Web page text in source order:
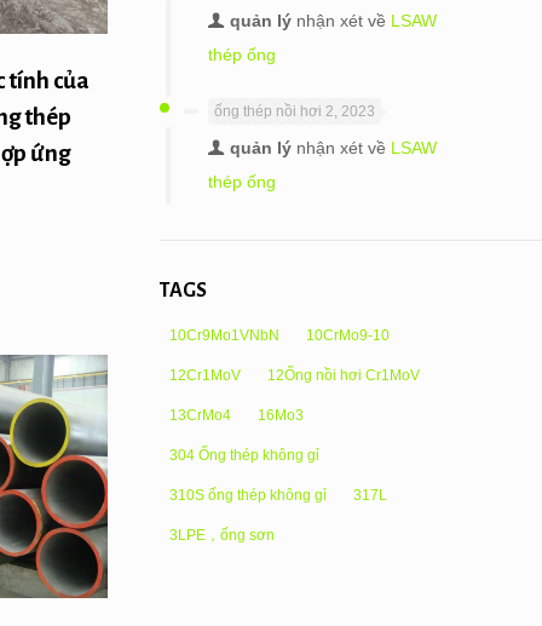
tính của
thép
ứng
quản lýnhận xét về LSAW
thép ống
ống thép nồi hơi 2, 2023
quản lýnhận xét về LSAW
thép ống
TAGS
10Cr9Mo1VNbN 10CrMo9-10
12Cr1MoV 12Ống nồi hơi Cr1MoV
13CrMo4 16Mo3
304 Ống thép không gỉ
310S ống thép không gỉ 317L
3LPE，ống sơn